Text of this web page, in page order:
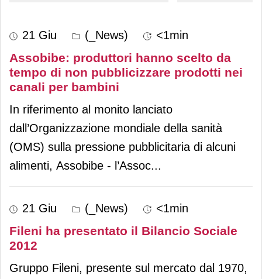
21 Giu (_News) <1min
Assobibe: produttori hanno scelto da
tempo di non pubblicizzare prodotti nei
canali per bambini
In riferimento al monito lanciato
dall’Organizzazione mondiale della sanità
(OMS) sulla pressione pubblicitaria di alcuni
alimenti, Assobibe - l’Assoc...
21 Giu (_News) <1min
Fileni ha presentato il Bilancio Sociale
2012
Gruppo Fileni, presente sul mercato dal 1970,